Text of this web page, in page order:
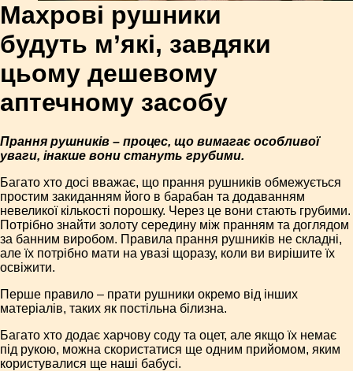
Махрові рушники
будуть м’які, завдяки
цьому дешевому
аптечному засобу
Прання рушників – процес, що вимагає особливої ​​
уваги, інакше вони стануть грубими.
Багато хто досі вважає, що прання рушників обмежу­ється
простим закиданням його в барабан та додаванням
невеликої кількості порошку. Через це вони стають грубими.
Потрібно знайти золоту середи­ну між пранням та доглядом
за банним виробом. Правила прання рушників не складні,
але їх потрібно мати на увазі щоразу, коли ви вирішите їх
освіжити.
Перше правило – прати рушники окремо від інших
матеріалів, таких як постільна білизна.
Багато хто додає харчову соду та оцет, але якщо їх немає
під рукою, можна скористатися ще одним прийомом, яким
користувалися ще наші бабусі.